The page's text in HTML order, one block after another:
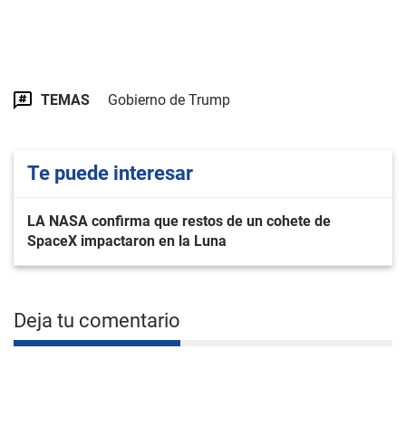
TEMAS Gobierno de Trump
Te puede interesar
LA NASA confirma que restos de un cohete de
SpaceX impactaron en la Luna
Deja tu comentario